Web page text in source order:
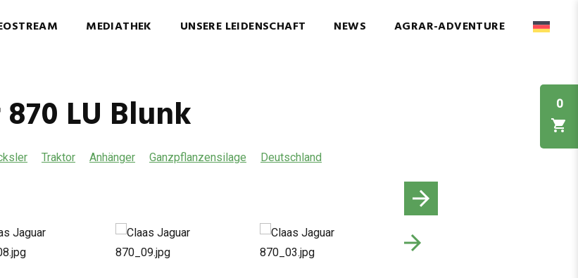
0
MEDIATHEK UNSERE LEIDENSCHAFT NEWS AGRAR-ADVENTURE
LU Blunk
Traktor Anhänger Ganzpflanzensilage Deutschland